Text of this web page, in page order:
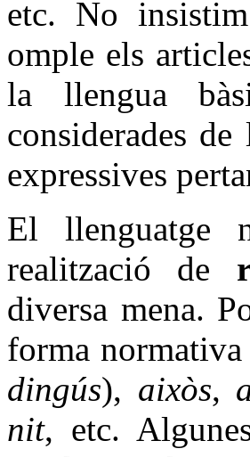
etc. No
omple els
la llengua
considerades
expressives
El llenguatge
realització de
diversa mena.
forma
dingús), aixòs,
nit, etc.